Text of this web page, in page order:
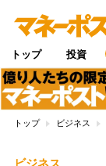
トップ 投資
トップ ビジネス